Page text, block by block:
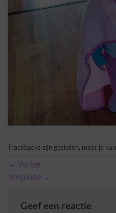
Trackbacks zijn gesloten, maar je kan
← Vorige
Volgende →
Geef een reactie